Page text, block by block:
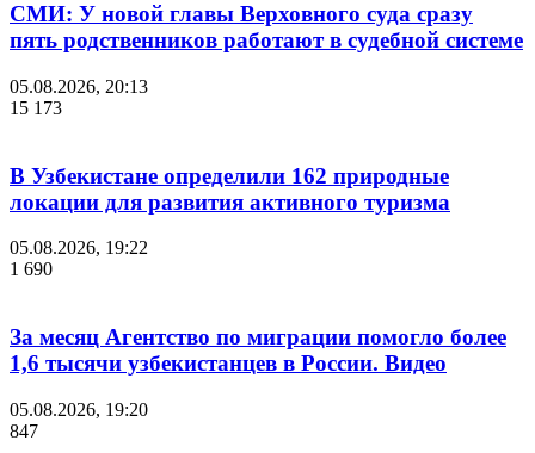
СМИ: У новой главы Верховного суда сразу
пять родственников работают в судебной системе
05.08.2026, 20:13
15 173
В Узбекистане определили 162 природные
локации для развития активного туризма
05.08.2026, 19:22
1 690
За месяц Агентство по миграции помогло более
1,6 тысячи узбекистанцев в России. Видео
05.08.2026, 19:20
847